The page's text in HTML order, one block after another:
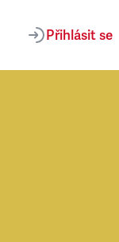
Přihlásit se